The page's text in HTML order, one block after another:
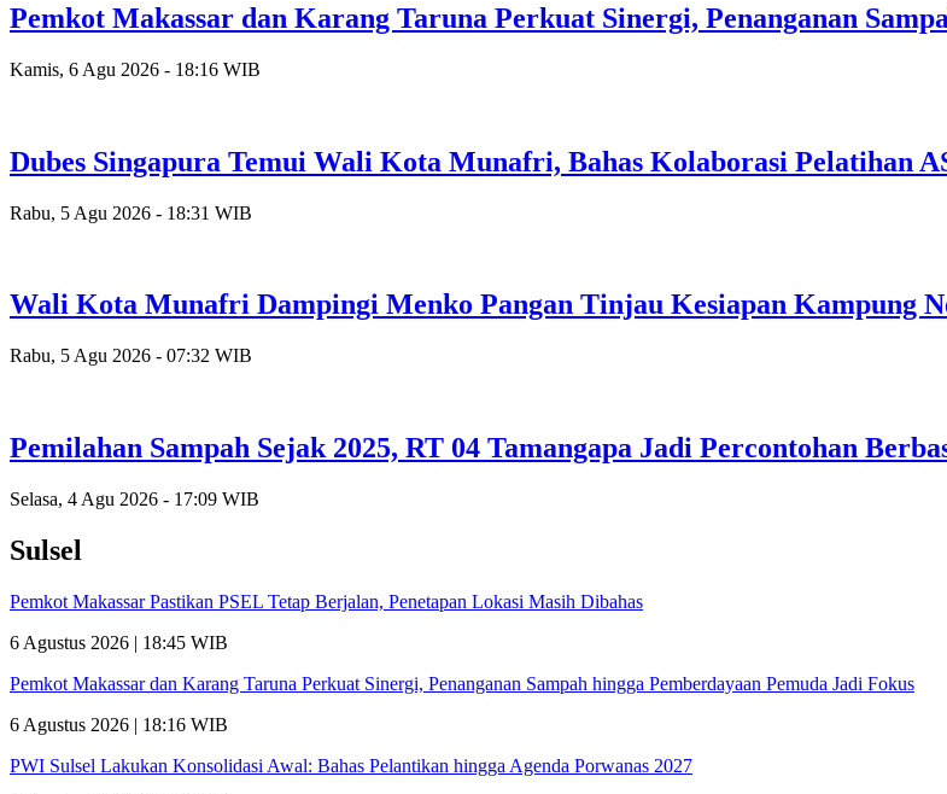
Pemkot Makassar dan Karang Taruna Perkuat Sinergi, Penanganan
Kamis, 6 Agu 2026 - 18:16 WIB
Dubes Singapura Temui Wali Kota Munafri, Bahas Kolaborasi Pelatihan
Rabu, 5 Agu 2026 - 18:31 WIB
Wali Kota Munafri Dampingi Menko Pangan Tinjau Kesiapan Kampung
Rabu, 5 Agu 2026 - 07:32 WIB
Pemilahan Sampah Sejak 2025, RT 04 Tamangapa Jadi Percontohan
Selasa, 4 Agu 2026 - 17:09 WIB
Sulsel
Pemkot Makassar Pastikan PSEL Tetap Berjalan, Penetapan Lokasi Masih Dibahas
6 Agustus 2026 | 18:45 WIB
Pemkot Makassar dan Karang Taruna Perkuat Sinergi, Penanganan Sampah hingga Pemberdayaan Pemuda Jadi Fokus
6 Agustus 2026 | 18:16 WIB
PWI Sulsel Lakukan Konsolidasi Awal: Bahas Pelantikan hingga Agenda Porwanas 2027